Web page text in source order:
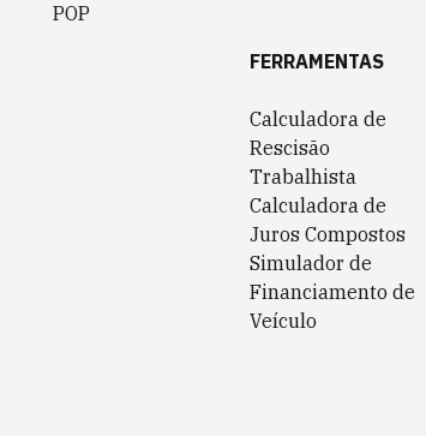
POP
FERRAMENTAS
Calculadora de
Rescisão
Trabalhista
Calculadora de
Juros Compostos
Simulador de
Financiamento de
Veículo